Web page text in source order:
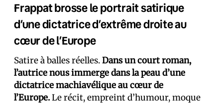
Frappat brosse le portrait satirique
d’une dictatrice d’extrême droite au
cœur de l’Europe
Satire à balles réelles.Dans un court roman,
l’autrice nous immerge dans la peau d’une
dictatrice machiavélique au cœur de
l’Europe.Le récit, empreint d’humour, moque